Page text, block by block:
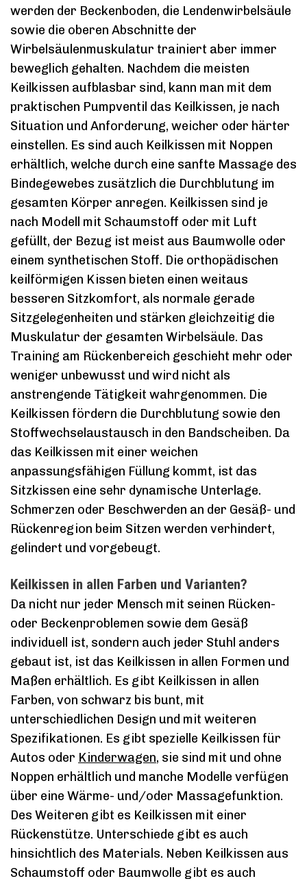
werden der Beckenboden, die Lendenwirbelsäule
sowie die oberen Abschnitte der
Wirbelsäulenmuskulatur trainiert aber immer
beweglich gehalten. Nachdem die meisten
Keilkissen aufblasbar sind, kann man mit dem
praktischen Pumpventil das Keilkissen, je nach
Situation und Anforderung, weicher oder härter
einstellen. Es sind auch Keilkissen mit Noppen
erhältlich, welche durch eine sanfte Massage des
Bindegewebes zusätzlich die Durchblutung im
gesamten Körper anregen. Keilkissen sind je
nach Modell mit Schaumstoff oder mit Luft
gefüllt, der Bezug ist meist aus Baumwolle oder
einem synthetischen Stoff. Die orthopädischen
keilförmigen Kissen bieten einen weitaus
besseren Sitzkomfort, als normale gerade
Sitzgelegenheiten und stärken gleichzeitig die
Muskulatur der gesamten Wirbelsäule. Das
Training am Rückenbereich geschieht mehr oder
weniger unbewusst und wird nicht als
anstrengende Tätigkeit wahrgenommen. Die
Keilkissen fördern die Durchblutung sowie den
Stoffwechselaustausch in den Bandscheiben. Da
das Keilkissen mit einer weichen
anpassungsfähigen Füllung kommt, ist das
Sitzkissen eine sehr dynamische Unterlage.
Schmerzen oder Beschwerden an der Gesäß- und
Rückenregion beim Sitzen werden verhindert,
gelindert und vorgebeugt.
Keilkissen in allen Farben und Varianten?
Da nicht nur jeder Mensch mit seinen Rücken-
oder Beckenproblemen sowie dem Gesäß
individuell ist, sondern auch jeder Stuhl anders
gebaut ist, ist das Keilkissen in allen Formen und
Maßen erhältlich. Es gibt Keilkissen in allen
Farben, von schwarz bis bunt, mit
unterschiedlichen Design und mit weiteren
Spezifikationen. Es gibt spezielle Keilkissen für
Autos oder Kinderwagen, sie sind mit und ohne
Noppen erhältlich und manche Modelle verfügen
über eine Wärme- und/oder Massagefunktion.
Des Weiteren gibt es Keilkissen mit einer
Rückenstütze. Unterschiede gibt es auch
hinsichtlich des Materials. Neben Keilkissen aus
Schaumstoff oder Baumwolle gibt es auch